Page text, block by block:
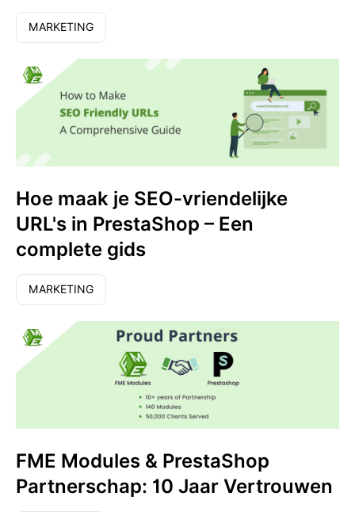
MARKETING
Hoe maak je SEO-vriendelijke
URL's in PrestaShop – Een
complete gids
MARKETING
FME Modules & PrestaShop
Partnerschap: 10 Jaar Vertrouwen